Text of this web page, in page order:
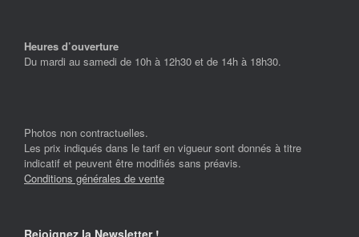
Heures d’ouverture
Du mardi au samedi de 10h à 12h30 et de 14h à 18h30.
Photos non contractuelles.
Les prix indiqués dans le tarif en vigueur sont donnés à titre
indicatif et peuvent être modifiés sans préavis.
Conditions générales de vente
Rejoignez la Newsletter !